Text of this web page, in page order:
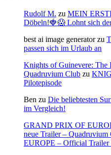
Rudolf M. zu MEIN
Döbeln!🍓😱 Lohnt sich
best ai image generatorzu
passen sich im Urlaub an
Knights of Guinevere:
Quadruvium Club zu
Pilotepisode
Ben zu Die beliebtesten
im Vergleich!
GRAND PRIX OF
neue Trailer – Quadruvium
EUROPE – Official Trailer